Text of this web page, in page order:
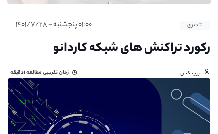
#خبری ۰۱:۰۰ پنجشنبه - ۱۴۰۱/۷/۲۸
رکورد تراکنش های شبکه کاردانو
ارزینکس زمان تقریبی مطالعه۱دقیقه